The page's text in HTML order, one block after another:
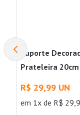
Suporte
Prateleira
R$ 29,99 UN
em 1x de R$